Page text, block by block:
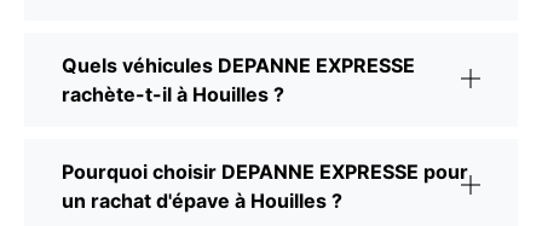
Quels véhicules DEPANNE EXPRESSE
rachète-t-il à Houilles ?
Pourquoi choisir DEPANNE EXPRESSE pour
un rachat d'épave à Houilles ?